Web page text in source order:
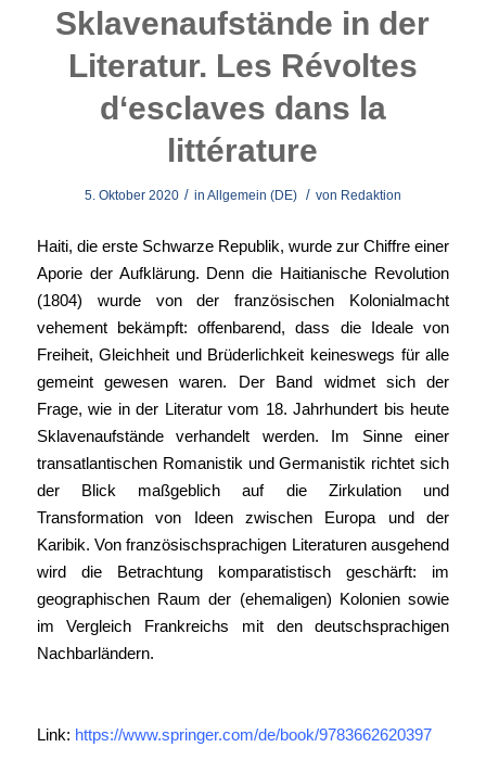
Sklavenaufstände in der
Literatur. Les Révoltes
d‘esclaves dans la
littérature
5. Oktober 2020 / in Allgemein (DE) / von Redaktion
Haiti, die erste Schwarze Republik, wurde zur Chiffre einer
Aporie der Aufklärung. Denn die Haitianische Revolution
(1804) wurde von der französischen Kolonialmacht
vehement bekämpft: offenbarend, dass die Ideale von
Freiheit, Gleichheit und Brüderlichkeit keineswegs für alle
gemeint gewesen waren. Der Band widmet sich der
Frage, wie in der Literatur vom 18. Jahrhundert bis heute
Sklavenaufstände verhandelt werden. Im Sinne einer
transatlantischen Romanistik und Germanistik richtet sich
der Blick maßgeblich auf die Zirkulation und
Transformation von Ideen zwischen Europa und der
Karibik. Von französischsprachigen Literaturen ausgehend
wird die Betrachtung komparatistisch geschärft: im
geographischen Raum der (ehemaligen) Kolonien sowie
im Vergleich Frankreichs mit den deutschsprachigen
Nachbarländern.
Link: https://www.springer.com/de/book/9783662620397